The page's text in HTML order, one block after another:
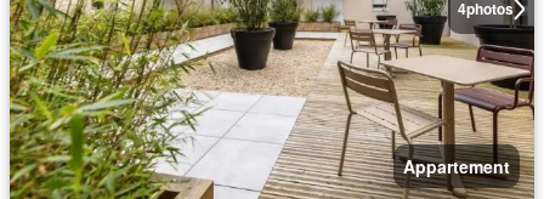
4photos
Appartement